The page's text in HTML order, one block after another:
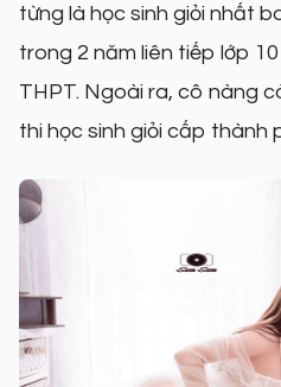
từng là học sinh giỏi nhất
trong 2 năm liên tiếp lớp
THPT. Ngoài ra, cô nàng
thi học sinh giỏi cấp thành